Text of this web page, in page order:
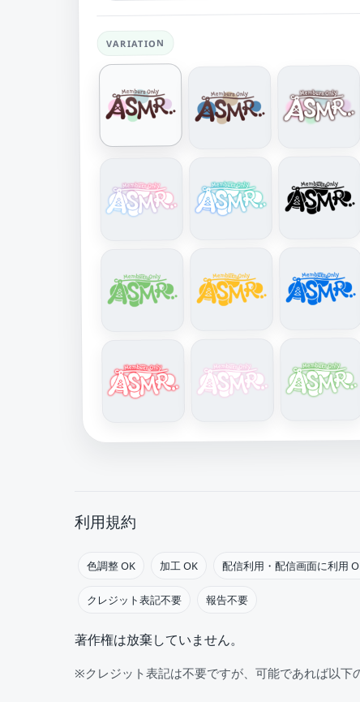
VARIATION
利用規約
色調整 OK 加工 OK 配信利用・配信画面に利用
クレジット表記不要 報告不要
著作権は放棄していません。
※クレジット表記は不要ですが、可能であれば以下